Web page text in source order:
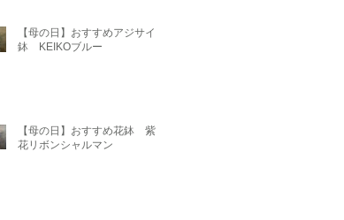
【母の日】おすすめアジサイ
鉢 KEIKOブルー
【母の日】おすすめ花鉢 紫陽
花リボンシャルマン